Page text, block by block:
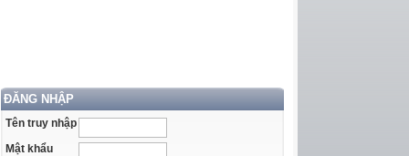
ĐĂNG NHẬP
Tên truy nhập
Mật khẩu